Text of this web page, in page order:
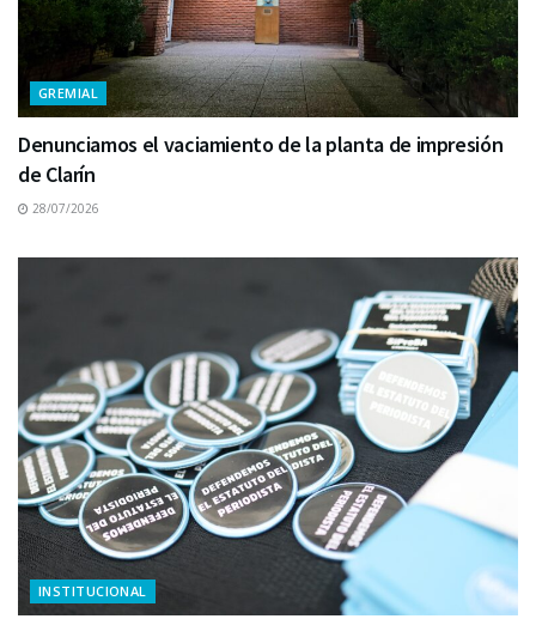
GREMIAL
Denunciamos el vaciamiento de la planta de impresión
de Clarín
28/07/2026
INSTITUCIONAL